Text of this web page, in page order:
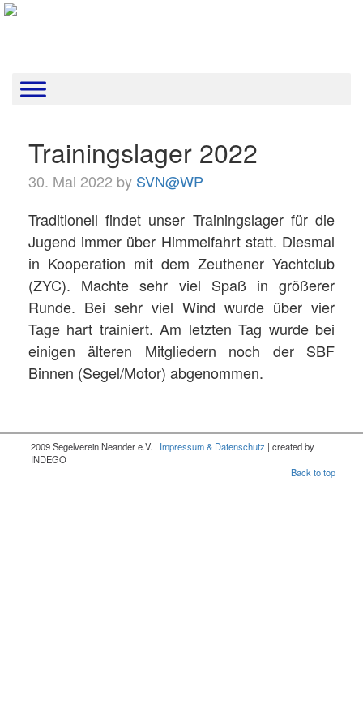
Trainingslager 2022
30. Mai 2022 by SVN@WP
Traditionell findet unser Trainingslager für die
Jugend immer über Himmelfahrt statt. Diesmal
in Kooperation mit dem Zeuthener Yachtclub
(ZYC). Machte sehr viel Spaß in größerer
Runde. Bei sehr viel Wind wurde über vier
Tage hart trainiert. Am letzten Tag wurde bei
einigen älteren Mitgliedern noch der SBF
Binnen (Segel/Motor) abgenommen.
2009 Segelverein Neander e.V. | Impressum & Datenschutz | created by
INDEGO
Back to top